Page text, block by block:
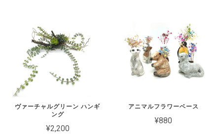
ヴァーチャルグリーン ハンギ
ング
¥2,200
アニマルフラワーベース
¥880